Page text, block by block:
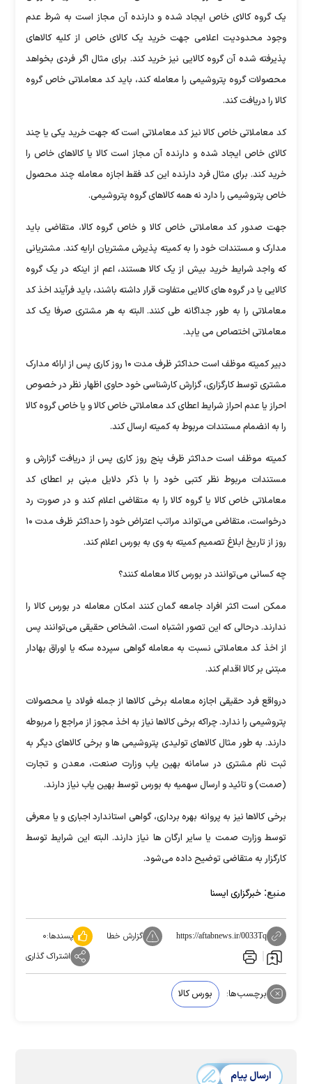
یک گروه کالای خاص ایجاد شده و دارنده آن مجاز است به شرط عدم
وجود محدودیت اعلامی جهت خرید یک کالای خاص از کلیه کالاهای
پذیرفته شده آن گروه کالایی نیز خرید کند. برای مثال اگر فردی بخواهد
محصولات گروه پتروشیمی را معامله کند، باید کد معاملاتی خاص گروه
کالا را دریافت کند.
کد معاملاتی خاص کالا نیز کد معاملاتی است که جهت خرید یکی یا چند
کالای خاص ایجاد شده و دارنده آن مجاز است کالا یا کالاهای خاص را
خرید کند. برای مثال فرد دارنده این کد فقط اجازه معامله چند محصول
خاص پتروشیمی را دارد نه همه کالاهای گروه پتروشیمی.
جهت صدور کد معاملاتی خاص کالا و خاص گروه کالا، متقاضی باید
مدارک و مستندات خود را به کمیته پذیرش مشتریان ارایه کند. مشتریانی
که واجد شرایط خرید بیش از یک کالا هستند، اعم از اینکه در یک گروه
کالایی یا در گروه های کالایی متفاوت قرار داشته باشند، باید فرآیند اخذ کد
معاملاتی را به طور جداگانه طی کنند. البته به هر مشتری صرفا یک کد
معاملاتی اختصاص می یابد.
دبیر کمیته موظف است حداکثر ظرف مدت ۱۰ روز کاری پس از ارائه مدارک
مشتری توسط کارگزاری، گزارش کارشناسی خود حاوی اظهار نظر در خصوص
احراز یا عدم احراز شرایط اعطای کد معاملاتی خاص کالا و یا خاص گروه کالا
را به انضمام مستندات مربوط به کمیته ارسال کند.
کمیته موظف است حداکثر ظرف پنج روز کاری پس از دریافت گزارش و
مستندات مربوط نظر کتبی خود را با ذکر دلایل مبنی بر اعطای کد
معاملاتی خاص کالا یا گروه کالا را به متقاضی اعلام کند و در صورت رد
درخواست، متقاضی می‌تواند مراتب اعتراض خود را حداکثر ظرف مدت ۱۰
روز از تاریخ ابلاغ تصمیم کمیته به وی به بورس اعلام کند.
چه کسانی می‌توانند در بورس کالا معامله کنند؟
ممکن است اکثر افراد جامعه گمان کنند امکان معامله در بورس کالا را
ندارند. درحالی که این تصور اشتباه است. اشخاص حقیقی می‌توانند پس
از اخذ کد معاملاتی نسبت به معامله گواهی سپرده سکه یا اوراق بهادار
مبتنی بر کالا اقدام کند.
درواقع فرد حقیقی اجازه معامله برخی کالاها از جمله فولاد یا محصولات
پتروشیمی را ندارد. چراکه برخی کالاها نیاز به اخذ مجوز از مراجع را مربوطه
دارند. به طور مثال کالاهای تولیدی پتروشیمی ها و برخی کالاهای دیگر به
ثبت نام مشتری در سامانه بهین یاب وزارت صنعت، معدن و تجارت
(صمت) و تائید و ارسال سهمیه به بورس توسط بهین یاب نیاز دارند.
برخی کالاها نیز به پروانه بهره برداری، گواهی استاندارد اجباری و یا معرفی
توسط وزارت صمت یا سایر ارگان ها نیاز دارند. البته این شرایط توسط
کارگزار به متقاضی توضیح داده می‌شود.
منبع: خبرگزاری ایسنا
https://aftabnews.ir/0033Tq گزارش خطا پسندها:۰
اشتراک گذاری
برچسب‌ها: بورس کالا
ارسال پیام